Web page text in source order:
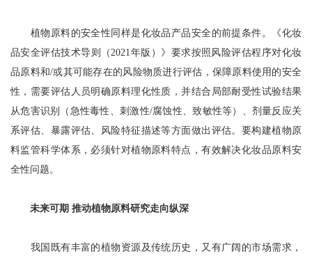
植物原料的安全性同样是化妆品产品安全的前提条件。《化妆
品安全评估技术导则（2021年版）》要求按照风险评估程序对化妆
品原料和/或其可能存在的风险物质进行评估，保障原料使用的安全
性，需要评估人员明确原料理化性质，并结合局部耐受性试验结果
从危害识别（急性毒性、刺激性/腐蚀性、致敏性等）、剂量反应关
系评估、暴露评估、风险特征描述等方面做出评估。要构建植物原
料监管科学体系，必须针对植物原料特点，有效解决化妆品原料安
全性问题。
未来可期 推动植物原料研究走向纵深
我国既有丰富的植物资源及传统历史，又有广阔的市场需求，